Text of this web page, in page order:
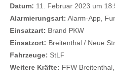
Datum: 11. Februar 2023 um
Alarmierungsart: Alarm-App,
Einsatzart: Brand PKW
Einsatzort: Breitenthal / Neue
Fahrzeuge: StLF
Weitere Kräfte: FFW